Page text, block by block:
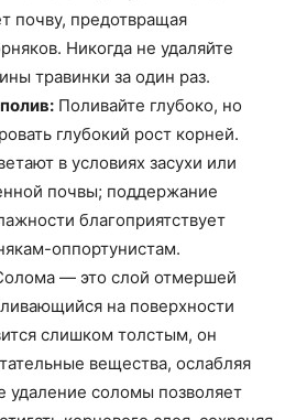
почву, предотвращая
Никогда не удаляйте
травинки за один раз.
Поливайте глубоко, но
глубокий рост корней.
в условиях засухи или
почвы; поддержание
благоприятствует
оппортунистам.
— это слой отмершей
на поверхности
слишком толстым, он
вещества, ослабляя
удаление соломы позволяет